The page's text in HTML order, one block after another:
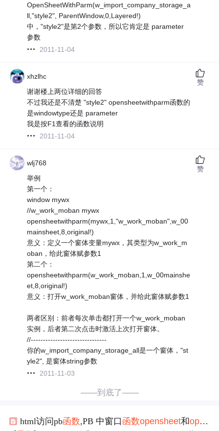
OpenSheetWithParm(w_import_company_storage_a
ll,"style2", ParentWindow,0,Layered!)
中，"style2"是第2个参数，所以它肯定是 parameter
参数
2011-11-04
xhzlhc
谢谢楼上两位详细的回答
不过我还是不清楚 "style2" opensheetwithparm函数的
是windowtype还是 parameter
我是按F1查看的函数说明
2011-11-04
赞
wlj768
举例
第一个：
window mywx
//w_work_moban mywx
opensheetwithparm(mywx,1,"w_work_moban",w_00
mainsheet,8,original!)
意义：定义一个窗体变量mywx，其类型为w_work_m
oban，给此窗体赋参数1
第二个：
opensheetwithparm(w_work_moban,1,w_00mainshe
et,8,original!)
意义：打开w_work_moban窗体，并给此窗体赋参数1
两者区别：前者每次单击都打开一个w_work_moban
实例，后者第二次点击时激活上次打开窗体。
//-------------------------------
你的w_import_company_storage_all是一个窗体，"st
yle2", 是窗体string参数
2011-11-03
赞
——到底了——
html访问pb函数,PB 中窗口 函数opensheet和open